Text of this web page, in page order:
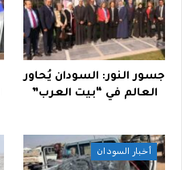
جسور النور: السودان يُحاور
العالم في “بيت العرب”
أخبار السودان